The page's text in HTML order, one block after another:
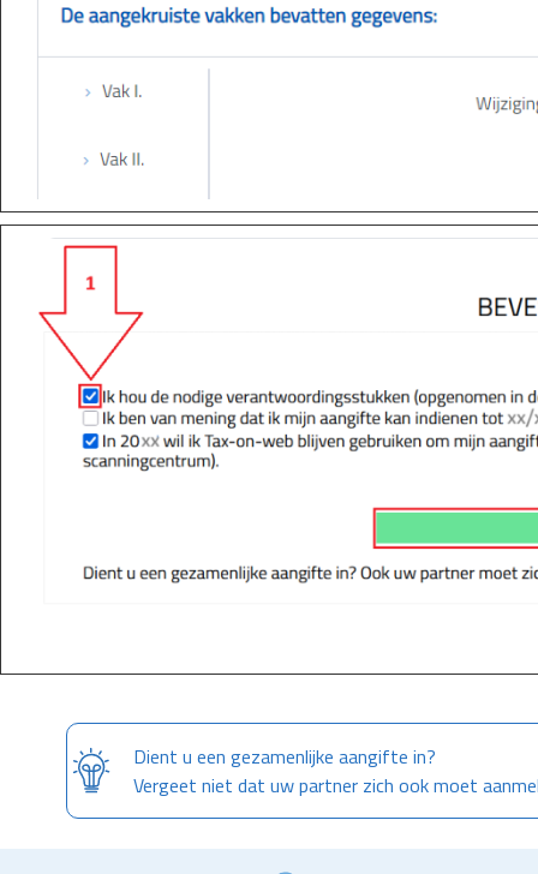
Dient u een gezamenlijke aangifte in?
Vergeet niet dat uw partner zich ook moet